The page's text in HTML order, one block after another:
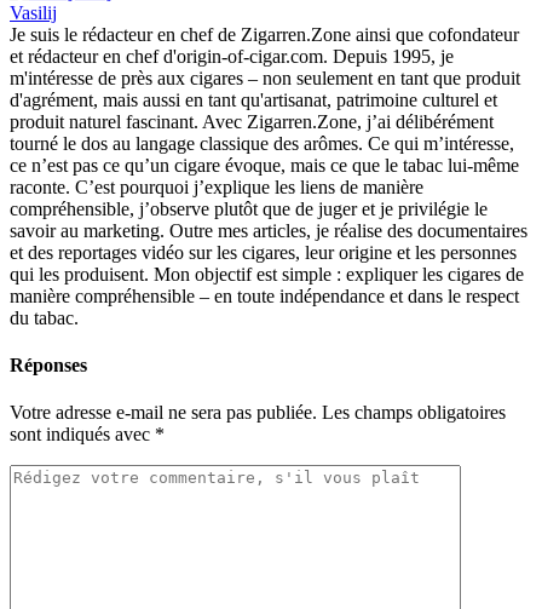
Vasilij
Je suis le rédacteur en chef de Zigarren.Zone ainsi que cofondateur
et rédacteur en chef d'origin-of-cigar.com. Depuis 1995, je
m'intéresse de près aux cigares – non seulement en tant que produit
d'agrément, mais aussi en tant qu'artisanat, patrimoine culturel et
produit naturel fascinant. Avec Zigarren.Zone, j’ai délibérément
tourné le dos au langage classique des arômes. Ce qui m’intéresse,
ce n’est pas ce qu’un cigare évoque, mais ce que le tabac lui-même
raconte. C’est pourquoi j’explique les liens de manière
compréhensible, j’observe plutôt que de juger et je privilégie le
savoir au marketing. Outre mes articles, je réalise des documentaires
et des reportages vidéo sur les cigares, leur origine et les personnes
qui les produisent. Mon objectif est simple : expliquer les cigares de
manière compréhensible – en toute indépendance et dans le respect
du tabac.
Réponses
Votre adresse e-mail ne sera pas publiée. Les champs obligatoires
sont indiqués avec *